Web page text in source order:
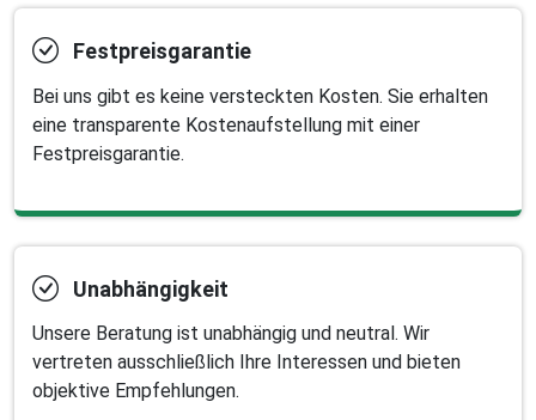
Festpreisgarantie
Bei uns gibt es keine versteckten Kosten. Sie erhalten
eine transparente Kostenaufstellung mit einer
Festpreisgarantie.
Unabhängigkeit
Unsere Beratung ist unabhängig und neutral. Wir
vertreten ausschließlich Ihre Interessen und bieten
objektive Empfehlungen.